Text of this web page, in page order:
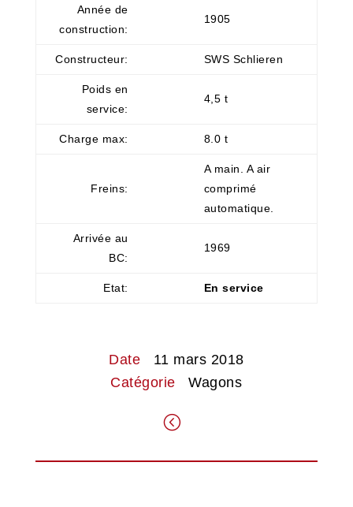
Année de
construction:
1905
Constructeur: SWS Schlieren
Poids en
service:
4,5 t
Charge max: 8.0 t
Freins:
A main. A air
comprimé
automatique.
Arrivée au
BC:
1969
Etat: En service
Date 11 mars 2018
CatégorieWagons